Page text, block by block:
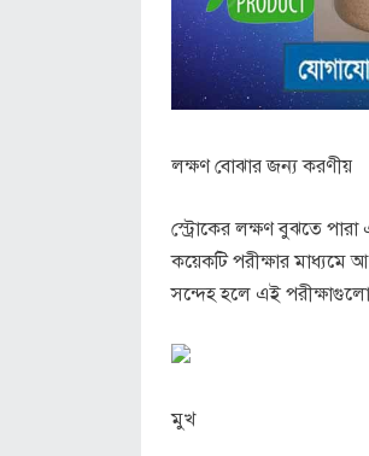
লক্ষণ বোঝার জন্য করণীয়
স্ট্রোকের লক্ষণ বুঝতে
কয়েকটি পরীক্ষার মাধ্যমে
সন্দেহ হলে এই
মুখ